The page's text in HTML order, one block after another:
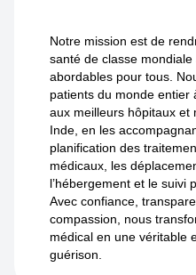
Notre mission est de
santé de classe
abordables pour tous.
patients du monde entier
aux meilleurs hôpitaux et
Inde, en les
planification des
médicaux, les
l’hébergement et le suivi
Avec confiance,
compassion, nous
médical en une véritable
guérison.